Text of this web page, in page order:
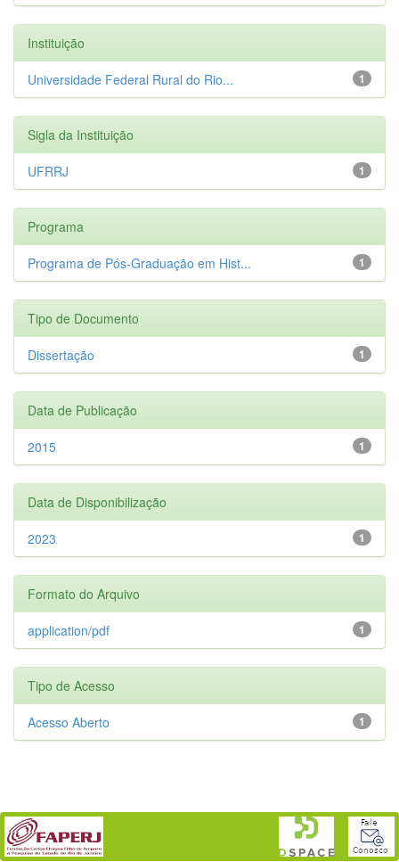
Instituição
1
Universidade Federal Rural do Rio...
Sigla da Instituição
1
UFRRJ
Programa
1
Programa de Pós-Graduação em Hist...
Tipo de Documento
1
Dissertação
Data de Publicação
1
2015
Data de Disponibilização
1
2023
Formato do Arquivo
1
application/pdf
Tipo de Acesso
1
Acesso Aberto